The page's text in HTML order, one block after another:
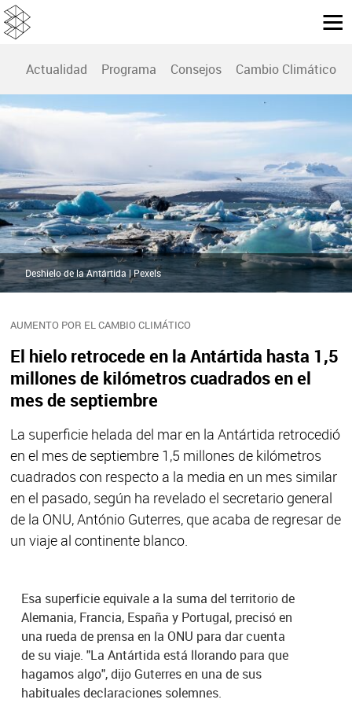
Actualidad Programa Consejos Cambio Climático
AUMENTO POR EL CAMBIO CLIMÁTICO
El hielo retrocede en la Antártida hasta 1,5
millones de kilómetros cuadrados en el
mes de septiembre
La superficie helada del mar en la Antártida retrocedió
en el mes de septiembre 1,5 millones de kilómetros
cuadrados con respecto a la media en un mes similar
en el pasado, según ha revelado el secretario general
de la ONU, António Guterres, que acaba de regresar de
un viaje al continente blanco.
Deshielo de la Antártida | Pexels
Esa superficie equivale a la suma del territorio de
Alemania, Francia, España y Portugal, precisó en
una rueda de prensa en la ONU para dar cuenta
de su viaje. "La Antártida está llorando para que
hagamos algo", dijo Guterres en una de sus
habituales declaraciones solemnes.